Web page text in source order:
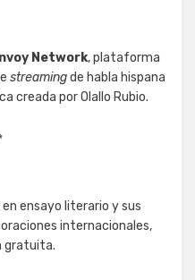
Network, plataforma
streamingde habla hispana
creada por Olallo Rubio.
ensayo literario y sus
internacionales,
gratuita.